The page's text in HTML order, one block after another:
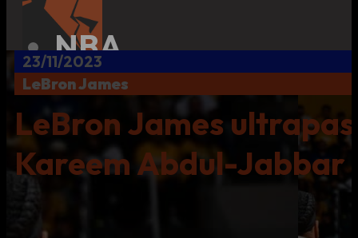
NBA
NFL
eSports
23/11/2023
LeBron James
LeBron James
Kareem Abdul-Jabbar